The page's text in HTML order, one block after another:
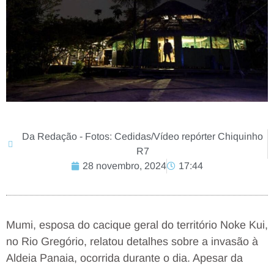
Da Redação - Fotos: Cedidas/Vídeo repórter Chiquinho
R7
28 novembro, 2024
17:44
Mumi, esposa do cacique geral do território Noke Kui,
no Rio Gregório, relatou detalhes sobre a invasão à
Aldeia Panaia, ocorrida durante o dia. Apesar da